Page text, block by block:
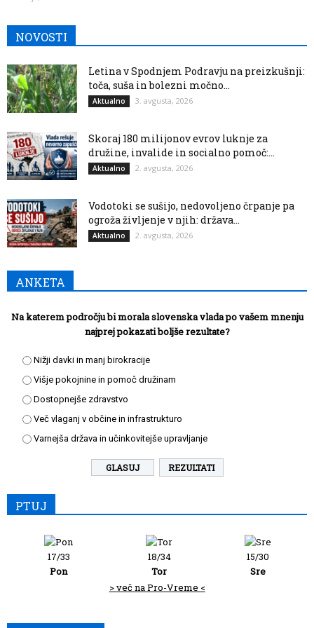
NOVOSTI
Letina v Spodnjem Podravju na preizkušnji:
toča, suša in bolezni močno...
Aktualno 3. avgusta, 2026
Skoraj 180 milijonov evrov luknje za
družine, invalide in socialno pomoč:...
Aktualno 2. avgusta, 2026
Vodotoki se sušijo, nedovoljeno črpanje pa
ogroža življenje v njih: država...
Aktualno 2. avgusta, 2026
ANKETA
Na katerem področju bi morala slovenska vlada po vašem mnenju
najprej pokazati boljše rezultate?
Nižji davki in manj birokracije
Višje pokojnine in pomoč družinam
Dostopnejše zdravstvo
Več vlaganj v občine in infrastrukturo
Varnejša država in učinkovitejše upravljanje
REZULTATI
PTUJ
17/33
Pon
18/34
Tor
15/30
Sre
> več na Pro-Vreme <